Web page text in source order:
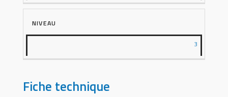
NIVEAU
3
Fiche technique